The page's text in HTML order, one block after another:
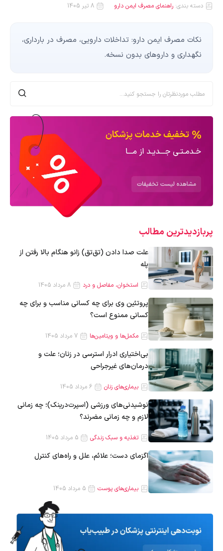
دسته بندی: راهنمای مصرف ایمن دارو
نکات مصرف ایمن دارو: تداخلات دارویی، مصرف در بارداری،
نگهداری و داروهای بدون نسخه.
پربازدیدترین‌ مطالب
علت صدا دادن (تق‌تق) زانو هنگام بالا رفتن از
پله
استخوان، مفاصل و درد
پروتئین وی برای چه کسانی مناسب و برای چه
کسانی ممنوع است؟
مکمل‌ها و ویتامین‌ها
بی‌اختیاری ادرار استرسی در زنان؛ علت و
درمان‌های غیرجراحی
بیماری‌های زنان
نوشیدنی‌های ورزشی (اسپرت‌درینک)؛ چه زمانی
لازم و چه زمانی مضرند؟
تغذیه و سبک زندگی
اگزمای دست؛ علائم، علل و راه‌های کنترل
بیماری‌های پوست